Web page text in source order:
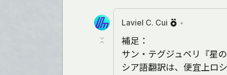
Laviel C. Cui •
補足：
サン・テグジュペリ『星
シア語翻訳は、便宜上ロ